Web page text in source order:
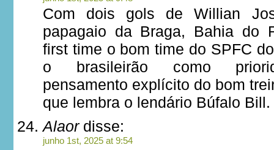
Com dois gols de Willian
papagaio da Braga, Bahia do
first time o bom time do SPFC
o brasileirão como
pensamento explícito do bom
que lembra o lendário Búfalo Bill.
Alaordisse:
junho 1st, 2025 at 9:54